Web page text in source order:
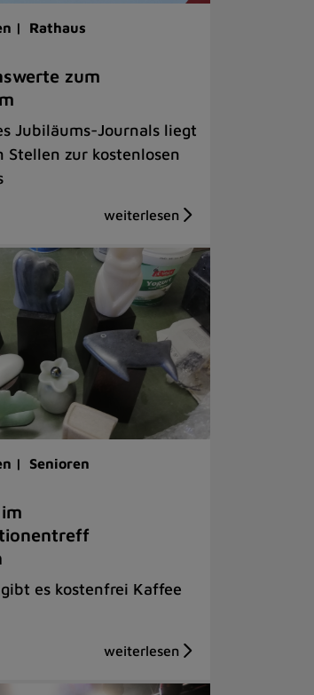
| Rathaus
zum
Jubiläums-Journals liegt
Stellen zur kostenlosen
| Senioren
es kostenfrei Kaffee